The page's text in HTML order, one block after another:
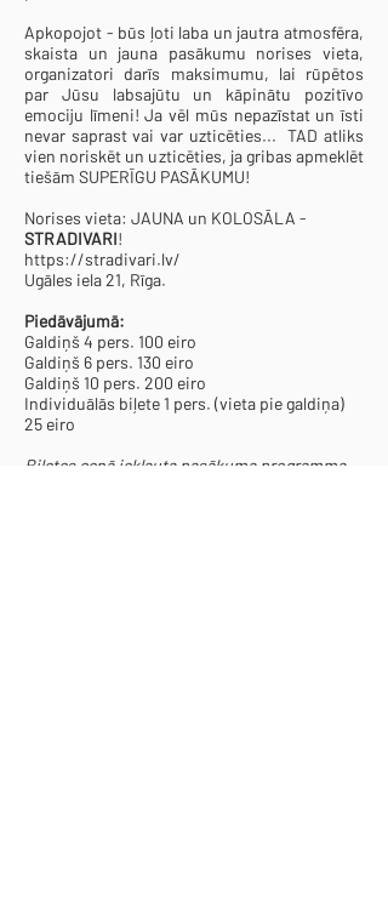
Apkopojot - būs ļoti laba un jautra atmosfēra,
skaista un jauna pasākumu norises vieta,
organizatori darīs maksimumu, lai rūpētos
par Jūsu labsajūtu un kāpinātu pozitīvo
emociju līmeni! Ja vēl mūs nepazīstat un īsti
nevar saprast vai var uzticēties... TAD atliks
vien noriskēt un uzticēties, ja gribas apmeklēt
tiešām SUPERĪGU PASĀKUMU!
Norises vieta: JAUNA un KOLOSĀLA -
STRADIVARI!
https://stradivari.lv/
Ugāles iela 21, Rīga.
Piedāvājumā:
Galdiņš 4 pers. 100 eiro
Galdiņš 6 pers. 130 eiro
Galdiņš 10 pers. 200 eiro
Individuālās biļete 1 pers. (vieta pie galdiņa)
25 eiro
Biļetes cenā iekļauta pasākuma programma,